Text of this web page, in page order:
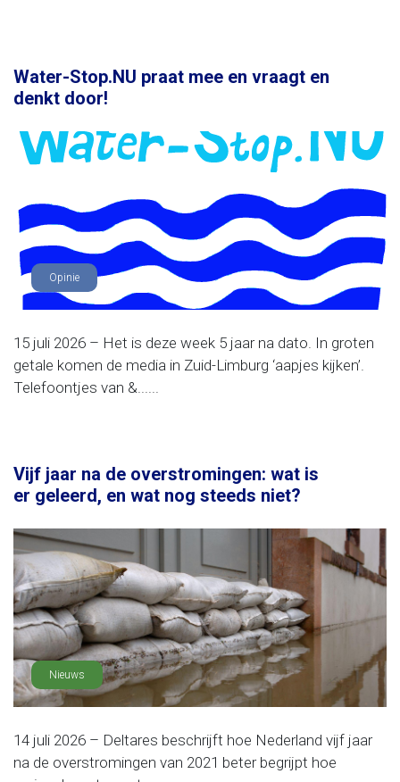
Water-Stop.NU praat mee en vraagt en
denkt door!
Opinie
15 juli 2026 – Het is deze week 5 jaar na dato. In groten
getale komen de media in Zuid-Limburg ‘aapjes kijken’.
Telefoontjes van &......
Vijf jaar na de overstromingen: wat is
er geleerd, en wat nog steeds niet?
Nieuws
14 juli 2026 – Deltares beschrijft hoe Nederland vijf jaar
na de overstromingen van 2021 beter begrijpt hoe